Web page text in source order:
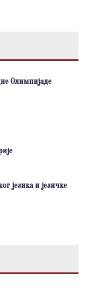
Олимпијаде
језика и језичке